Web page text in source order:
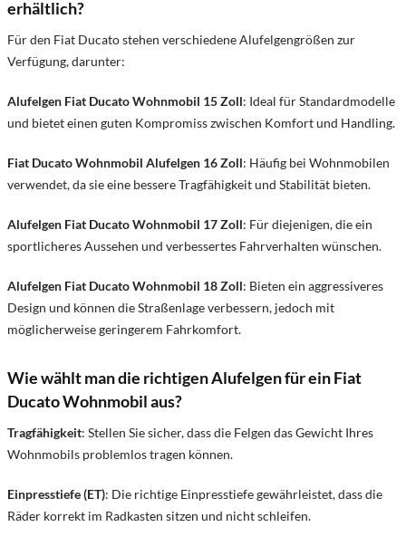
erhältlich?
Für den Fiat Ducato stehen verschiedene Alufelgengrößen zur
Verfügung, darunter:
Alufelgen Fiat Ducato Wohnmobil 15 Zoll: Ideal für Standardmodelle
und bietet einen guten Kompromiss zwischen Komfort und Handling.
Fiat Ducato Wohnmobil Alufelgen 16 Zoll: Häufig bei Wohnmobilen
verwendet, da sie eine bessere Tragfähigkeit und Stabilität bieten.
Alufelgen Fiat Ducato Wohnmobil 17 Zoll: Für diejenigen, die ein
sportlicheres Aussehen und verbessertes Fahrverhalten wünschen.
Alufelgen Fiat Ducato Wohnmobil 18 Zoll: Bieten ein aggressiveres
Design und können die Straßenlage verbessern, jedoch mit
möglicherweise geringerem Fahrkomfort.
Wie wählt man die richtigen Alufelgen für ein Fiat
Ducato Wohnmobil aus?
Tragfähigkeit: Stellen Sie sicher, dass die Felgen das Gewicht Ihres
Wohnmobils problemlos tragen können.
Einpresstiefe (ET): Die richtige Einpresstiefe gewährleistet, dass die
Räder korrekt im Radkasten sitzen und nicht schleifen.